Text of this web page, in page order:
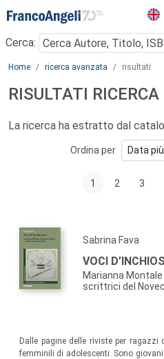
Menu
Cerca:
Main content
Home ricerca avanzata risultati
RISULTATI RICERCA
La ricerca ha estratto dal
Ordina per
1 2 3
Sabrina Fava
VOCI
Marianna
scrittrici del
Dalle pagine delle riviste per ragazzi
femminili di adolescenti. Sono